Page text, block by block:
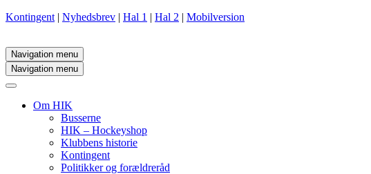
Kontingent | Nyhedsbrev | Hal 1 | Hal 2 | Mobilversion
Navigation menu
Navigation menu
Om HIK
Busserne
HIK – Hockeyshop
Klubbens historie
Kontingent
Politikker og forældreråd